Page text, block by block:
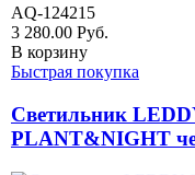
AQ-124215
3 280.00 Руб.
В корзину
Быстрая покупка
Светильник
PLANT&NIGHT